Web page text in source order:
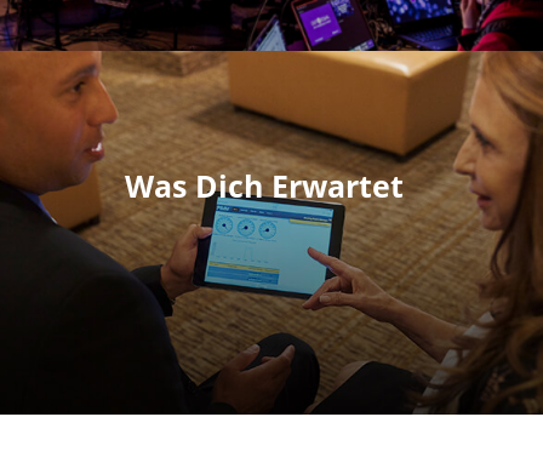
Was Dich Erwartet